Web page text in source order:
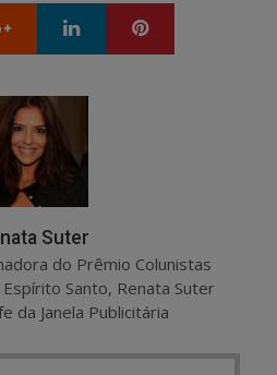
Google+ LinkedIn
Suter
do Prêmio Colunistas
Santo, Renata Suter
da Janela Publicitária